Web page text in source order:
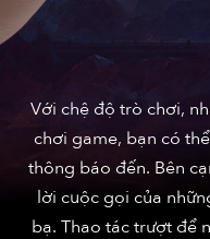
Với chệ độ trò chơi,
chơi game, bạn có
thông báo đến. Bên
lời cuộc gọi của
bạ. Thao tác trượt để